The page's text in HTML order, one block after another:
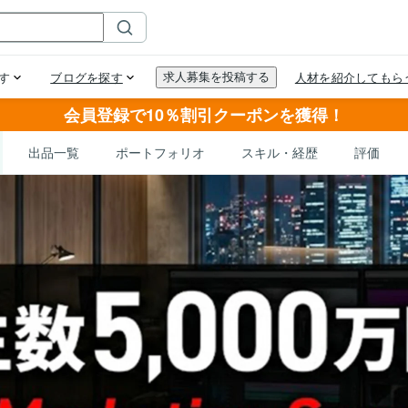
会員登録で10％割引クーポンを獲得！
出品一覧 ポートフォリオ スキル・経歴 評価